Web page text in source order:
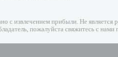
с извлечением прибыли. Не является
пожалуйста свяжитесь с нами